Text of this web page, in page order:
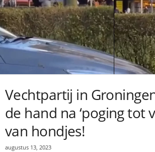
Vechtpartij in
de hand na ‘poging tot
van hondjes!
augustus 13, 2023